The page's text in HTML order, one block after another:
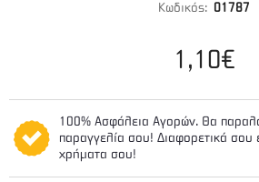
Κωδικός: 01787
1,10€
100% Ασφάλεια Αγορών. Θα
παραγγελία σου! Διαφορετικά σου
χρήματα σου!